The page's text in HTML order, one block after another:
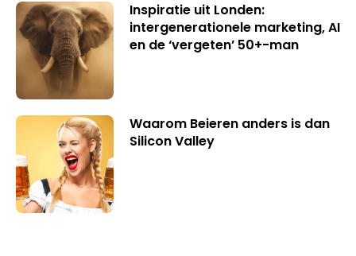
Inspiratie uit Londen:
intergenerationele marketing, AI
en de ‘vergeten’ 50+-man
Waarom Beieren anders is dan
Silicon Valley